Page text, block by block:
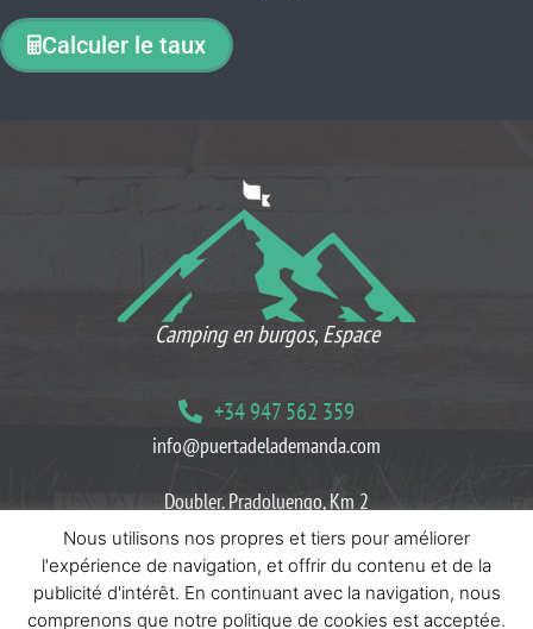
Calculer le taux
Camping en burgos, Espace
+34 947 562 359
info@puertadelademanda.com
Doubler. Pradoluengo, Km 2
09199 Herreros Villasur, Burgos
BloguerPolitiques de cookiesPolitiques de confidentialité
Nous utilisons nos propres et tiers pour améliorer
l'expérience de navigation, et offrir du contenu et de la
publicité d'intérêt. En continuant avec la navigation, nous
comprenons que notre politique de cookies est acceptée.